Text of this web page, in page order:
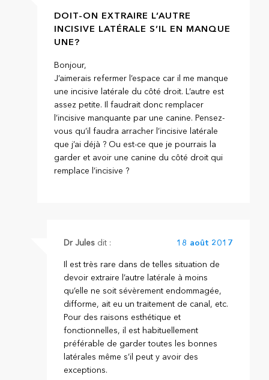
DOIT-ON EXTRAIRE L’AUTRE
INCISIVE LATÉRALE S’IL EN MANQUE
UNE?
Bonjour,
J’aimerais refermer l’espace car il me manque
une incisive latérale du côté droit. L’autre est
assez petite. Il faudrait donc remplacer
l’incisive manquante par une canine. Pensez-
vous qu’il faudra arracher l’incisive latérale
que j’ai déjà ? Ou est-ce que je pourrais la
garder et avoir une canine du côté droit qui
remplace l’incisive ?
Dr Jules dit : 18 août 2017
Il est très rare dans de telles situation de
devoir extraire l’autre latérale à moins
qu’elle ne soit sévèrement endommagée,
difforme, ait eu un traitement de canal, etc.
Pour des raisons esthétique et
fonctionnelles, il est habituellement
préférable de garder toutes les bonnes
latérales même s’il peut y avoir des
exceptions.